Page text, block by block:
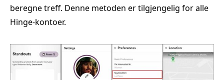
beregne treff. Denne metoden er tilgjengelig for alle
Hinge-kontoer.